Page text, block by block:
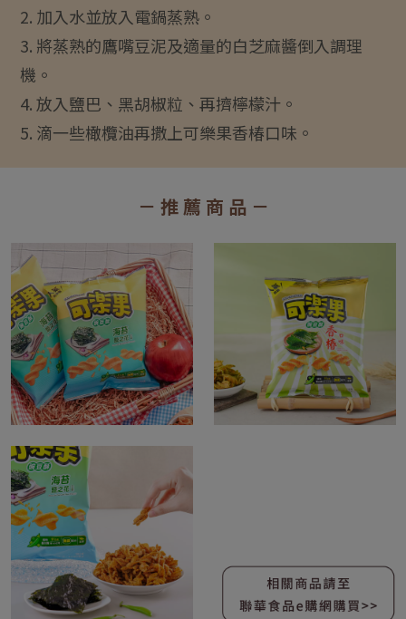
2. 加入水並放入電鍋蒸熟。
3. 將蒸熟的鷹嘴豆泥及適量的白芝麻醬倒入調理
機。
4. 放入鹽巴、黑胡椒粒、再擠檸檬汁。
5. 滴一些橄欖油再撒上可樂果香椿口味。
－ 推 薦 商 品 －